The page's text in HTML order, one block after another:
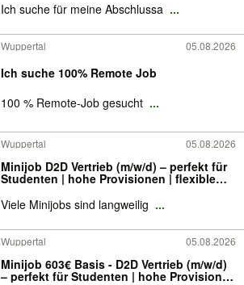
Ich suche für meine Abschlussa ...
Wuppertal 05.08.2026
Ich suche 100% Remote Job
100 % Remote-Job gesucht ...
Wuppertal 05.08.2026
Minijob D2D Vertrieb (m/w/d) – perfekt für
Studenten | hohe Provisionen | flexible
Viele Minijobs sind langweilig ...
Wuppertal 05.08.2026
Minijob 603€ Basis - D2D Vertrieb (m/w/d)
– perfekt für Studenten | hohe Provisionen